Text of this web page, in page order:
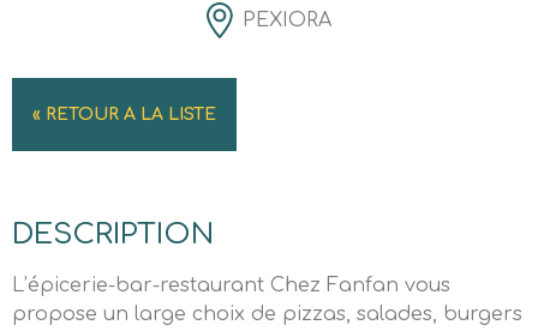
PEXIORA
« RETOUR A LA LISTE
DESCRIPTION
L’épicerie-bar-restaurant Chez Fanfan vous
propose un large choix de pizzas, salades, burgers